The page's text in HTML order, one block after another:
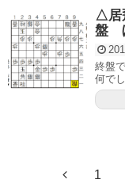
△居
盤
終盤
何で
1